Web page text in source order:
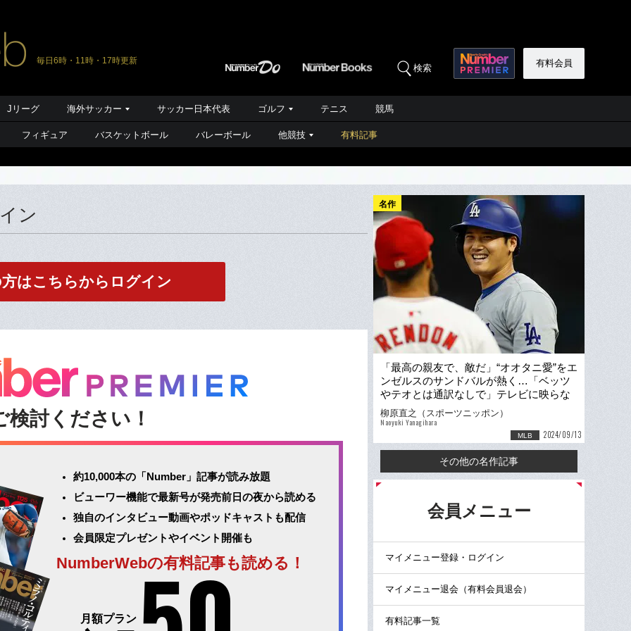
毎日6時・11時・17時更新
検索 有料会員
Jリーグ 海外サッカー サッカー日本代表 ゴルフ テニス 競馬
フィギュア バスケットボール バレーボール 他競技 有料記事
ン
はこちらからログイン
検討ください！
約10,000本の「Number」記事が読み放題
ビューワー機能で最新号が発売前日の夜から読める
独自のインタビュー動画やポッドキャストも配信
会員限定プレゼントやイベント開催も
NumberWebの有料記事も読める！
月額プラン
名作
「最高の親友で、敵だ」“オオタニ愛”をエ
ンゼルスのサンドバルが熱く…「ベッツ
やテオとは通訳なしで」テレビに映らな
い大谷翔平vs古巣ウラ話
柳原直之（スポーツニッポン）
Naoyuki Yanagihara
MLB 2024/09/13
その他の名作記事
会員メニュー
マイメニュー登録・ログイン
マイメニュー退会（有料会員退会）
有料記事一覧